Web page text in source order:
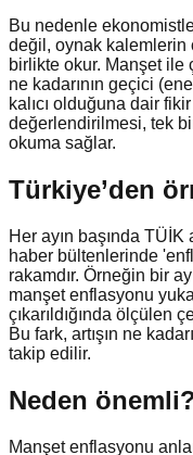
Bu nedenle
değil, oynak kalemlerin
birlikte okur. Manşet ile
ne kadarının geçici
kalıcı olduğuna dair
değerlendirilmesi, tek
okuma sağlar.
Türkiye’den
Her ayın başında TÜİK
haber bültenlerinde
rakamdır. Örneğin bir
manşet enflasyonu
çıkarıldığında ölçülen
Bu fark, artışın ne
takip edilir.
Neden
Manşet enflasyonu